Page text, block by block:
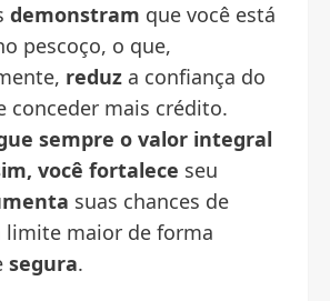
demonstram que você está
pescoço, o que,
reduz a confiança do
conceder mais crédito.
sempre o valor integral
você fortalece seu
suas chances de
limite maior de forma
segura.